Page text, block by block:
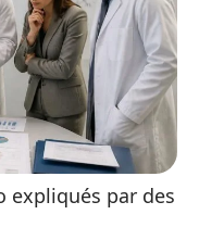
expliqués par des